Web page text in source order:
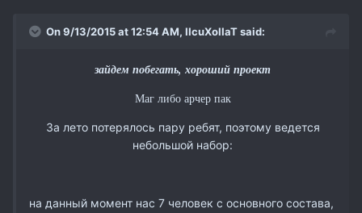
On 9/13/2015 at 12:54 AM, IIcuXoIIaTsaid:
зайдем побегать, хороший проект
Маг либо арчер пак
За лето потерялось пару ребят, поэтому ведется
небольшой набор:
на данный момент нас 7 человек с основного состава,